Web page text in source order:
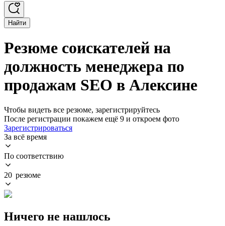
Найти
Резюме соискателей на
должность менеджера по
продажам SEO в Алексине
Чтобы видеть все резюме, зарегистрируйтесь
После регистрации покажем ещё 9 и откроем фото
Зарегистрироваться
За всё время
По соответствию
20 резюме
Ничего не нашлось